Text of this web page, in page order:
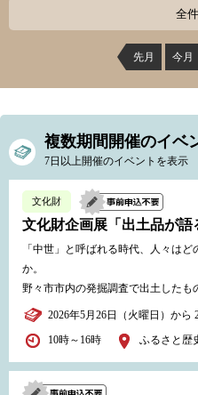
全
先月 今月
複数期間開催のイベ
7日以上開催のイベントを表示
文化財
文化財企画展「出土品が語
「中世」と呼ばれる時代、人々は
か。
野々市市内の発掘調査で出土したも
2026年5月26日（火曜日）から
10時～16時 ふるさと歴